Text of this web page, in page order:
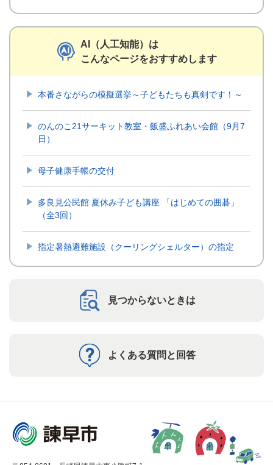
AI（人工知能）は
こんなページをおすすめします
本番さながらの模擬選挙～子どもたちも真剣です！～
のんのこ21サーキット教室・飯盛ふれあい会館（9月7
日）
母子健康手帳の交付
多良見公民館 夏休み子ども講座 「はじめての囲碁」
（全3回）
指定暑熱避難施設（クーリングシェルター）の指定
見つからないときは
よくある質問と回答